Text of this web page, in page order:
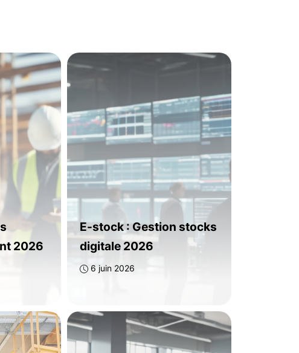
2026
E-stock : Gestion stocks
digitale 2026
6 juin 2026